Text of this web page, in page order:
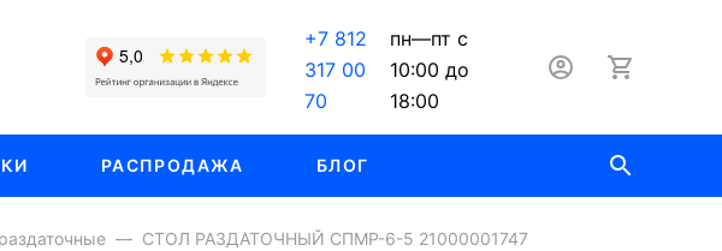
+7 812
317 00
70
пн—пт с
10:00 до
18:00
РАСПРОДАЖА БЛОГ
СТОЛ РАЗДАТОЧНЫЙ СПМР-6-5 21000001747